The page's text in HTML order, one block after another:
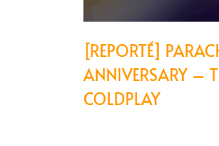
[REPORTÉ]
ANNIVERSARY –
COLDPLAY